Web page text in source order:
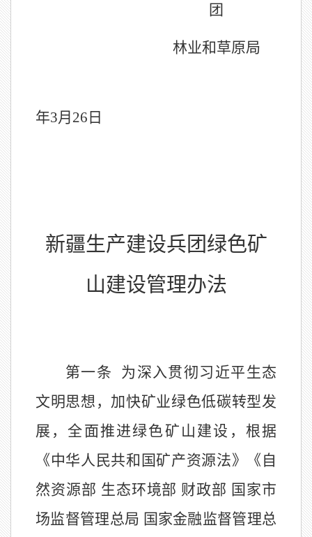
团
林业和草原局
年3月 26 日
新疆生产建设兵团绿色矿
山建设管理办法
第一条
为深入贯彻习近平生态
文明思想，加快矿业绿色低碳转型发
展，全面推进绿色矿山建设，根据
《中华人民共和国矿产资源法》《自
然资源部 生态环境部 财政部 国家市
场监督管理总局 国家金融监督管理总